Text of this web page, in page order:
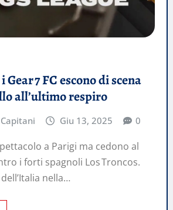
Gear 7 FC escono di scena
all’ultimo respiro
Giu 13, 2025 0
a Parigi ma cedono al
i forti spagnoli Los Troncos.
nella…